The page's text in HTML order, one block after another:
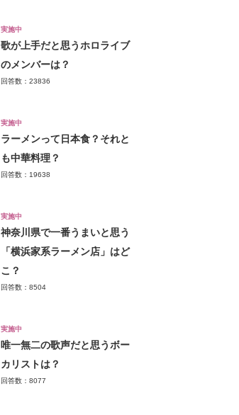
実施中
歌が上手だと思うホロライブ
のメンバーは？
回答数：23836
実施中
ラーメンって日本食？それと
も中華料理？
回答数：19638
実施中
神奈川県で一番うまいと思う
「横浜家系ラーメン店」はど
こ？
回答数：8504
実施中
唯一無二の歌声だと思うボー
カリストは？
回答数：8077